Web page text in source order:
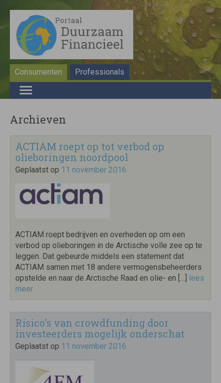
Consumenten Professionals
Archieven
ACTIAM roept op tot verbod op
olieboringen noordpool
Geplaatst op 11 november 2016
ACTIAM roept bedrijven en overheden op om een
verbod op olieboringen in de Arctische volle zee op te
leggen. Dat gebeurde middels een statement dat
ACTIAM samen met 18 andere vermogensbeheerders
opstelde en naar de Arctische Raad en olie- en […] lees
meer
Risico’s van crowdfunding door
investeerders mogelijk onderschat
Geplaatst op 11 november 2016